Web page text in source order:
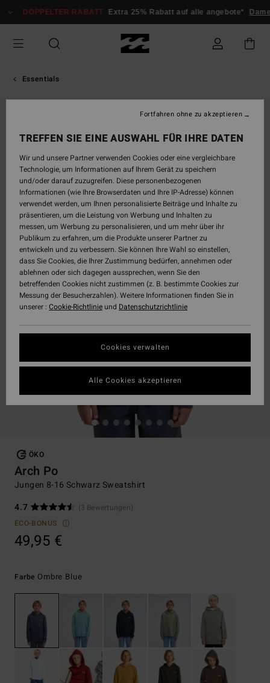
zur
springen
DOPPELTER RABATT Extra 25% Rabatt auf alle angebote* Damen
Essentials
ÖKO
Arch Po
Jungen 8-16 Schwarz Sweatshirt
4.7
(3 Bewertungen)
ECO-BONUS
49,95 €
Farbe Ombre Blue
TREFFEN SIE EINE AUSWAHL FÜR IHRE DATEN
Wir und unsere Partner verwenden Cookies oder eine vergleichbare
Technologie, um Informationen auf Ihrem Gerät zu speichern
und/oder darauf zuzugreifen. Diese personenbezogenen
Informationen (wie Ihre Browserdaten und Ihre IP-Adresse) können
verwendet werden, um Ihnen personalisierte Beiträge und Inhalte zu
präsentieren, um die Leistung von Werbung und Inhalten zu
messen, um Werbung zu personalisieren, und um mehr über ihr
Publikum zu erfahren, um die Produkte unserer Partner zu
entwickeln und zu verbessern. Sie können Ihre Wahl so einstellen,
dass Sie Cookies, die Ihrer Zustimmung bedürfen, annehmen oder
ablehnen oder sich dagegen aussprechen, wenn Sie den
betreffenden Cookies nicht zustimmen (z. B. bestimmte Cookies zur
Messung der Besucherzahlen). Weitere Informationen finden Sie in
unserer : Cookie-Richtlinieund Datenschutzrichtlinie
Cookies verwalten
Fortfahren ohne zu akzeptieren
Alle Cookies akzeptieren